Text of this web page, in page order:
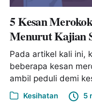
5 Kesan
Menurut Kajian
Pada artikel kali ini,
beberapa kesan
ambil peduli demi
Kesihatan 5